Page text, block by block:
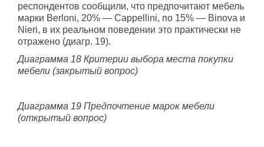
респондентов сообщили, что предпочитают мебель
марки Berloni, 20% — Cappellini, по 15% — Binova и
Nieri, в их реальном поведении это практически не
отражено (диагр. 19).
Диаграмма 18 Критерии выбора места покупки
мебели (закрытый вопрос)
Диаграмма 19 Предпочтение марок мебели
(открытый вопрос)